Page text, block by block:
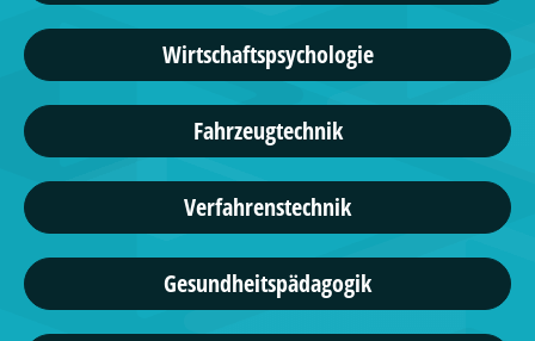
Wirtschaftspsychologie
Fahrzeugtechnik
Verfahrenstechnik
Gesundheitspädagogik